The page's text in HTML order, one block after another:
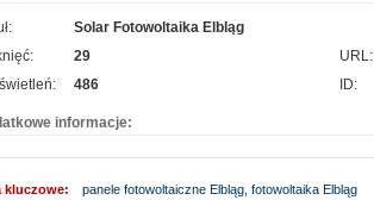
Solar Fotowoltaika Elbląg
29 URL:
486 ID:
informacje:
kluczowe: panele fotowoltaiczne Elbląg, fotowoltaika Elbląg